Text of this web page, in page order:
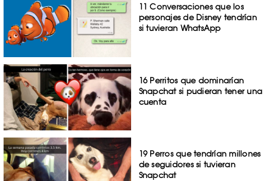
11 Conversaciones que los
personajes de Disney tendrían
si tuvieran WhatsApp
16 Perritos que dominarían
Snapchat si pudieran tener una
cuenta
19 Perros que tendrían millones
de seguidores si tuvieran
Snapchat